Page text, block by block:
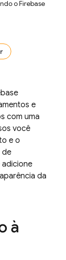
o Firebase
e
com uma
você
e o
de
da
à